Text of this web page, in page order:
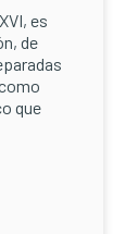
es
de
que